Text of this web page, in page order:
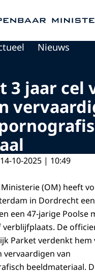
Nieuws
3 jaar cel
14-10-2025 | 10:49
(OM) heeft
in Dordrecht
een 47-jarige Poolse
verblijfplaats. De
Parket verdenkt hem
vervaardigen van
beeldmateriaal.